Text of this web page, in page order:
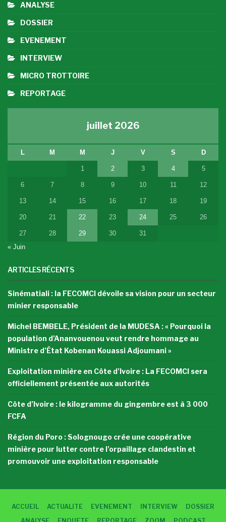
ANALYSE
DOSSIER
EVENEMENT
INTERVIEW
MICRO TROTTOIRE
REPORTAGE
juillet 2026
L M M J V S D
1 2 3 4 5
6 7 8 9 10 11 12
13 14 15 16 17 18 19
20 21 22 23 24 25 26
27 28 29 30
31
« Juin
ARTICLES RÉCENTS
Sinématiali : la FECOMCI dévoile sa vision pour un secteur
minier responsable
Michel BEMBELE, Président de la MUDESA : « Pourquoi la
population d’Ananvouenou veut rendre hommage au
Ministre d’État Kobenan Kouassi Adjoumani »
Exploitation minière en Côte d’Ivoire : La FECOMCI sera
officiellement présentée aux autorités
Côte d’Ivoire : le kilogramme du gingembre est à 3 000
FCFA
Région du Poro : Solognougo crée une coopérative
minière pour lutter contre l’orpaillage clandestin et
promouvoir une exploitation responsable
ACCUEIL ACTUALITE EVENEMENT INTERVIEW
DOSSIER